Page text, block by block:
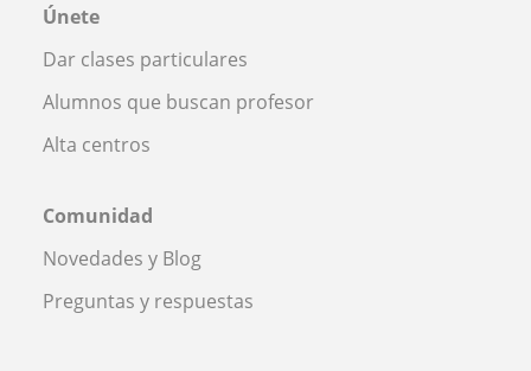
Únete
Dar clases particulares
Alumnos que buscan profesor
Alta centros
Comunidad
Novedades y Blog
Preguntas y respuestas